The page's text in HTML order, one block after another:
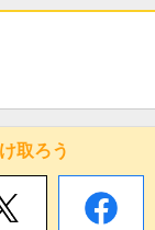
取ろう